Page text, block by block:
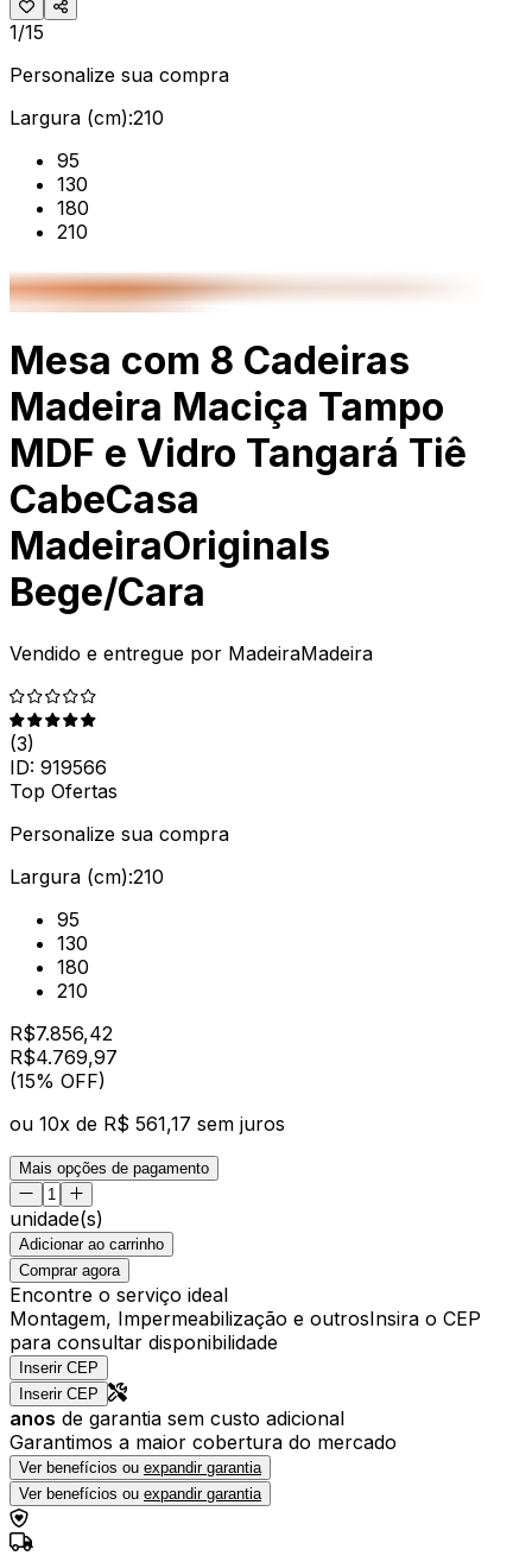
1/15
Personalize sua compra
Largura (cm):210
95
130
180
210
Mesa com 8 Cadeiras
Madeira Maciça Tampo
MDF e Vidro Tangará Tiê
CabeCasa
MadeiraOriginals
Bege/Cara
Vendido e entregue por MadeiraMadeira
(3)
ID: 919566
Top Ofertas
Personalize sua compra
Largura (cm):210
95
130
180
210
R$7.856,42
R$4.769,97
(15% OFF)
ou 10x de R$ 561,17 sem juros
Mais opções de pagamento
unidade(s)
Adicionar ao carrinho
Comprar agora
Encontre o serviço ideal
Montagem, Impermeabilização e outrosInsira o CEP
para consultar disponibilidade
Inserir CEP
Inserir CEP
anos de garantia sem custo adicional
Garantimos a maior cobertura do mercado
Ver benefícios ou expandir garantia
Ver benefícios ou expandir garantia